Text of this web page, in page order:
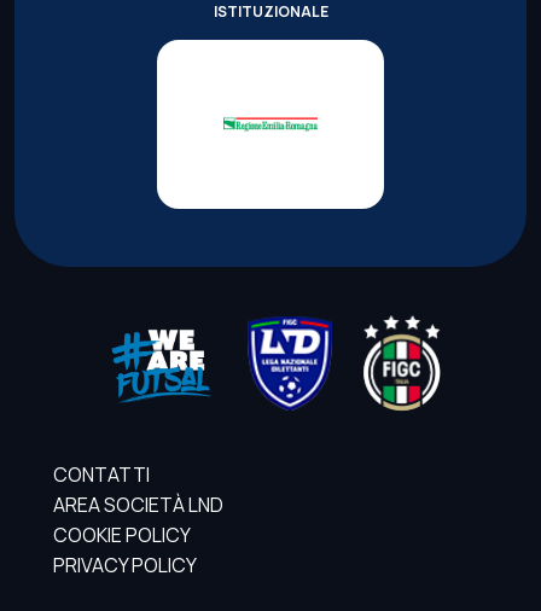
ISTITUZIONALE
CONTATTI
AREA SOCIETÀ LND
COOKIE POLICY
PRIVACY POLICY